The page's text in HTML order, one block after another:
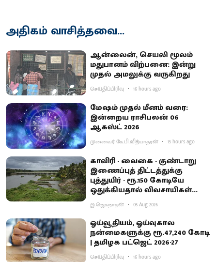
அதிகம் வாசித்தவை...
ஆன்லைன், செயலி மூலம்
மதுபானம் விற்பனை: இன்று
முதல் அமலுக்கு வருகிறது
செய்திப்பிரிவு 16 hours ago
மேஷம் முதல் மீனம் வரை:
இன்றைய ராசிபலன் 06
ஆகஸ்ட் 2026
முனைவர் கே.பி.வித்யாதரன் 15 hours ago
காவிரி - வைகை - குண்டாறு
இணைப்புத் திட்டத்துக்கு
புத்துயிர் - ரூ.150 கோடியே
ஒதுக்கியதால் விவசாயிகள்
ஏமாற்றம்
இ.ஜெகநாதன் 05 Aug 2026
ஓய்வூதியம், ஓய்வுகால
நன்மைகளுக்கு ரூ.47,240 கோடி
| தமிழக பட்ஜெட் 2026-27
செய்திப்பிரிவு 16 hours ago